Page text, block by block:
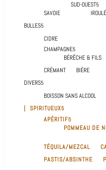
SAVOIE
SUD-OUEST
BULLES
CIDRE
CHAMPAGNE
BÉRÊCHE & FILS
CRÉMANT
BIÈRE
DIVERS
BOISSON SANS ALCOOL
| SPIRITUEUX
APÉRITIF
POMMEAU DE
TÉQUILA/MEZCAL
PASTIS/ABSINTHE